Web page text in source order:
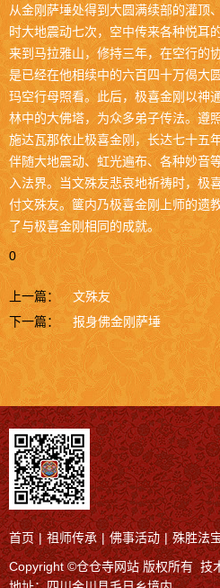
从金刚萨埵处得到大圆满续部的灌顶
时大地震动七次，空中传来各种悦耳
来到马拉雅山，修持三年，在空行的
是已经在他相续中的六百四十万偈大
玛空行母照看。此后，极喜金刚以神
林中的大佛塔，为众多弟子传法。遵
施达瓦那依止极喜金刚，长达七十五
伴随大地震动、虹光遍布、各种妙音
入法界。当文殊友悲哀地祈祷时，极
付文殊友。箧内乃极喜金刚上师的遗
了与极喜金刚相同的成就。
0
上一篇：
文殊友
下一篇：
报身佛金刚萨埵
首页 | 祖师传承 | 佛事活动 | 殊胜法
Copyright ©仓仓寺网站 版权所有 技